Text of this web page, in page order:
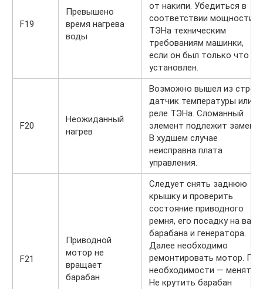
F19
Превышено
время нагрева
воды
от накипи. Убедиться в
соответствии мощности
ТЭНа техническим
требованиям машинки,
если он был только что
установлен.
F20
Неожиданный
нагрев
Возможно вышел из строя
датчик температуры или
реле ТЭНа. Сломанный
элемент подлежит замене.
В худшем случае
неисправна плата
управления.
F21
Приводной
мотор не
вращает
барабан
Следует снять заднюю
крышку и проверить
состояние приводного
ремня, его посадку на валы
барабана и генератора.
Далее необходимо
ремонтировать мотор. При
необходимости — менять.
Не крутить барабан